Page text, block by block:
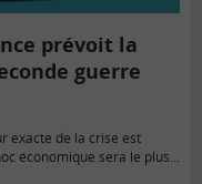
prévoit la
guerre
exacte de la crise est
économique sera le plus